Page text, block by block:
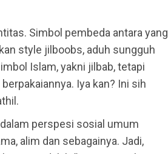
Simbol pembeda antara yang
style jilboobs, aduh sungguh
Islam, yakni jilbab, tetapi
Iya kan? Ini sih
perspesi sosial umum
alim dan sebagainya. Jadi,